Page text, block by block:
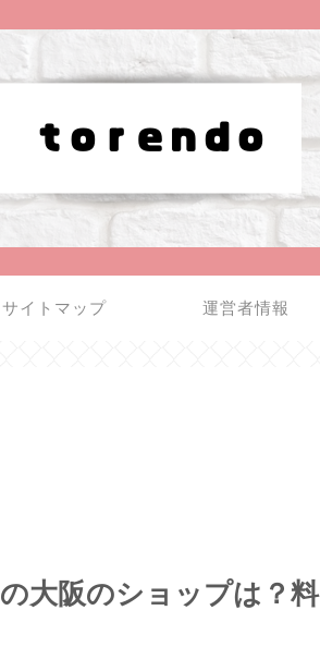
サイトマップ 運営者情報
大阪のショップは？料